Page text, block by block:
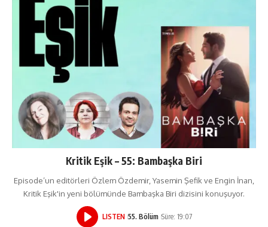
Kritik Eşik – 55: Bambaşka Biri
Episode’un editörleri Özlem Özdemir, Yasemin Şefik ve Engin İnan,
Kritik Eşik'in yeni bölümünde Bambaşka Biri dizisini konuşuyor.
LISTEN 55. Bölüm Süre: 19:07